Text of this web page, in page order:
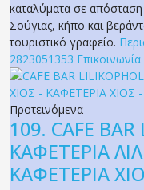
καταλύματα σε
Σούγιας, κήπο και
τουριστικό γραφείο.
2823051353 Επικοινωνία
Προτεινόμενα
109. CAFE
ΚΑΦΕΤΕΡΙΑ
ΚΑΦΕΤΕΡΙΑ